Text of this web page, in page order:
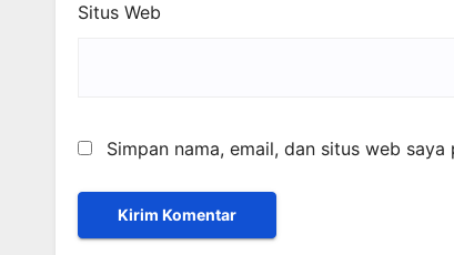
Situs Web
Simpan nama, email, dan situs web